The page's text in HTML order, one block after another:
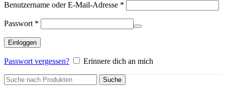
Benutzername oder E-Mail-Adresse *
Passwort *
Einloggen
Passwort vergessen? Erinnere dich an mich
Suche